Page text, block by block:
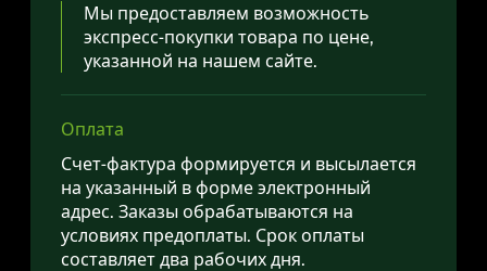
Мы предоставляем возможность
экспресс-покупки товара по цене,
указанной на нашем сайте.
Оплата
Счет-фактура формируется и высылается
на указанный в форме электронный
адрес. Заказы обрабатываются на
условиях предоплаты. Срок оплаты
составляет два рабочих дня.